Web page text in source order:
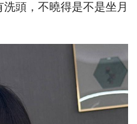
頭，不曉得是不是坐月